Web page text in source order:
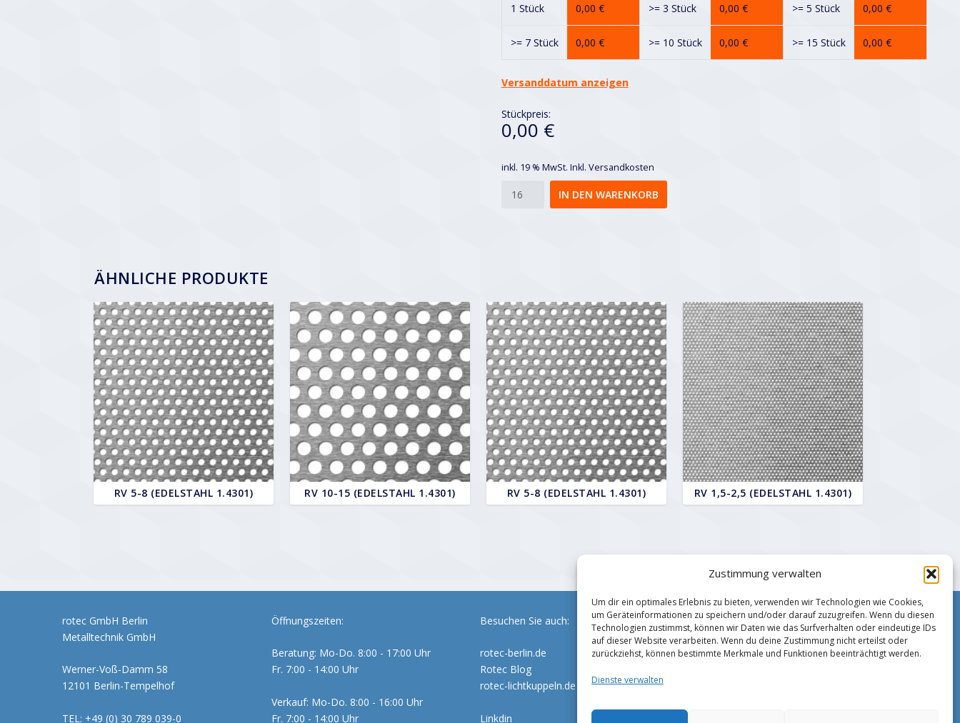
Zustimmung verwalten
Um dir ein optimales Erlebnis zu bieten, verwenden wir Technologien wie Cookies,
um Geräteinformationen zu speichern und/oder darauf zuzugreifen. Wenn du diesen
Technologien zustimmst, können wir Daten wie das Surfverhalten oder eindeutige IDs
auf dieser Website verarbeiten. Wenn du deine Zustimmung nicht erteilst oder
zurückziehst, können bestimmte Merkmale und Funktionen beeinträchtigt werden.
Dienste verwalten
1 Stück 0,00 € >= 3 Stück 0,00 € >= 5 Stück 0,00 €
>= 7 Stück 0,00 € >= 10 Stück 0,00 € >= 15 Stück 0,00 €
Versanddatum anzeigen
Stückpreis:
0,00 €
inkl. 19 % MwSt. Inkl. Versandkosten
IN DEN WARENKORB
ÄHNLICHE PRODUKTE
RV 5-8 (EDELSTAHL 1.4301) RV 10-15 (EDELSTAHL 1.4301) RV 5-8 (EDELSTAHL 1.4301) RV 1,5-2,5 (EDELSTAHL 1.4301)
rotec GmbH Berlin
Metalltechnik GmbH
Werner-Voß-Damm 58
12101 Berlin-Tempelhof
TEL: +49 (0) 30 789 039-0
Öffnungszeiten:
Beratung: Mo-Do. 8:00 - 17:00 Uhr
Fr. 7:00 - 14:00 Uhr
Verkauf: Mo-Do. 8:00 - 16:00 Uhr
Fr. 7:00 - 14:00 Uhr
Besuchen Sie auch:
rotec-berlin.de
Rotec Blog
rotec-lichtkuppeln.de
Linkdin
Impressum
Zahlungsmethoden
Datenschutz